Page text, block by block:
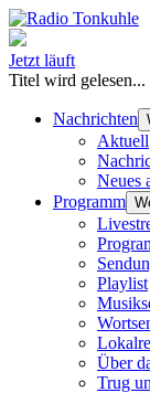
Jetzt läuft
Titel wird gelesen...
Nachrichten
Aktuell
Neues
Programm
Playlist
Über
Trug